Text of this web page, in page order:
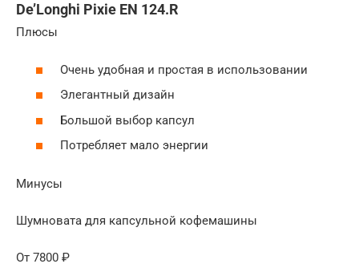
De’Longhi Pixie EN 124.R
Плюсы
Очень удобная и простая в использовании
Элегантный дизайн
Большой выбор капсул
Потребляет мало энергии
Минусы
Шумновата для капсульной кофемашины
От 7800 ₽